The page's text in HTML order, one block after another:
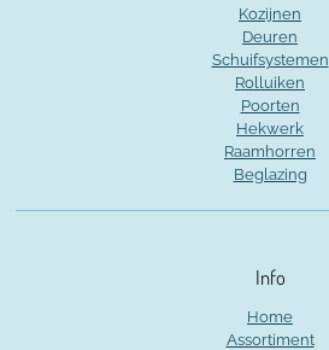
Kozijnen
Deuren
Schuifsystemen
Rolluiken
Poorten
Hekwerk
Raamhorren
Beglazing
Info
Home
Assortiment